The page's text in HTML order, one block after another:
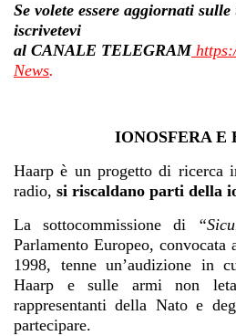
Se volete essere aggiornati
iscrivetevi
al CANALE TELEGRAM
News.
IONOSFERA E
Haarp è un progetto di ricerca
radio, si riscaldano parti della
La sottocommissione di
Parlamento Europeo,
1998, tenne un’audizione in
Haarp e sulle armi non
rappresentanti della Nato e
partecipare.